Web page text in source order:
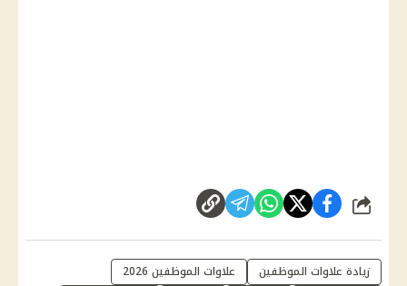
شارك
زيادة علاوات الموظفين
علاوات الموظفين 2026